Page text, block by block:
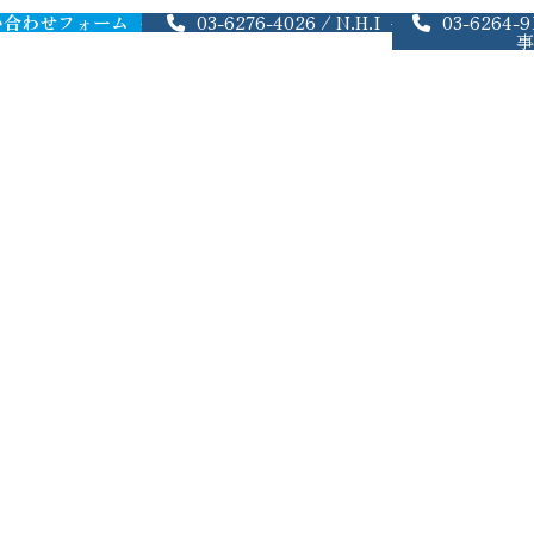
わせフォーム 03-6276-4026 / N.H.I 03-6264-
事